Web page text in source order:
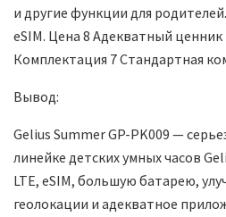
и другие функции для
eSIM. Цена 8 Адекватный ценник
Комплектация 7Стандартная
Вывод:
Gelius Summer GP-PK009 —
линейке детских умных часов
LTE, eSIM, большую батарею,
геолокации и адекватное